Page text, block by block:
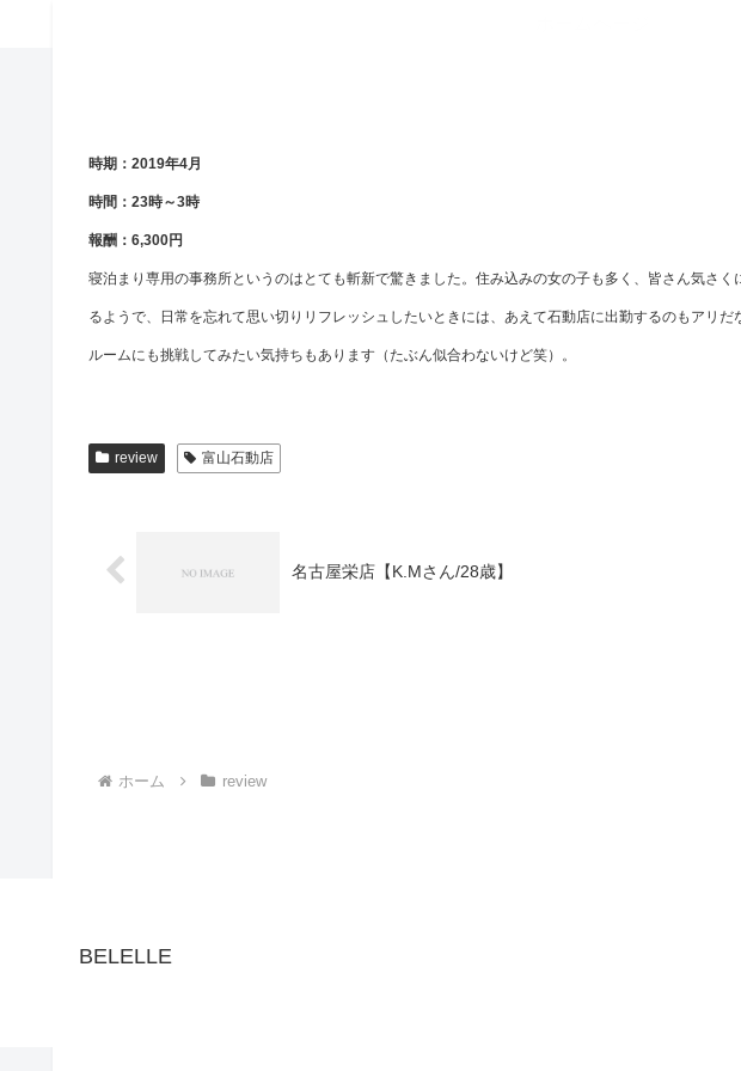
時期：2019年4月
時間：23時～3時
報酬：6,300円
寝泊まり専用の事務所というのはとても斬新で驚きました。住み込みの女の子も多く、皆さん気さ
るようで、日常を忘れて思い切りリフレッシュしたいときには、あえて石動店に出勤するのもアリだ
ルームにも挑戦してみたい気持ちもあります（たぶん似合わないけど笑）。
review 富山石動店
名古屋栄店【K.Mさん/28歳】
ホーム review
BELELLE